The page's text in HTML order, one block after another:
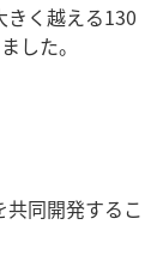
きく越える130
した。
同開発するこ